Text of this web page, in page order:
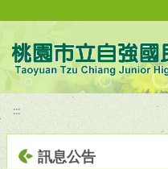
:::
訊息公告